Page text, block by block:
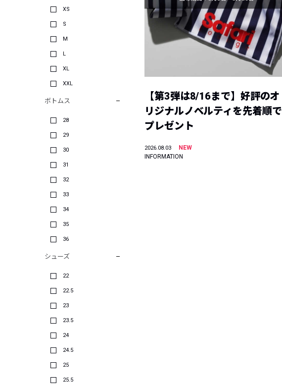
XS
S
M
L
XL
XXL
ボトムス
28
29
30
31
32
33
34
35
36
シューズ
22
22.5
23
23.5
24
24.5
25
25.5
【第3弾は8/16まで】好評のオ
リジナルノベルティを先着順で
プレゼント
2026.08.03
NEW
INFORMATION